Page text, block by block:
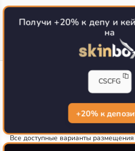
CS-CONFIG.com © 2020-2026 г.
Политика конфиденциальности
РЕКЛАМА НА САЙТЕ
Все доступные варианты размещения
Получи +20% к депу и
на
CSCFG
+20% к